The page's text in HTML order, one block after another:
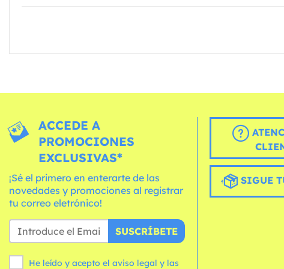
ACCEDE A
PROMOCIONES
EXCLUSIVAS*
¡Sé el primero en enterarte de las
novedades y promociones al registrar
tu correo eletrónico!
SUSCRÍBETE
He leído y acepto el aviso legal y las
SIGUE